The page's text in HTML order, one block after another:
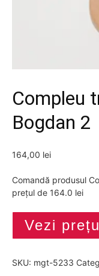
Compleu
Bogdan 2
164,00 lei
Comandă produsul
prețul de 164.0 lei
Vezi
SKU: mgt-5233